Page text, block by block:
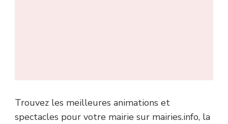
Trouvez les meilleures animations et
spectacles pour votre mairie sur mairies.info, la